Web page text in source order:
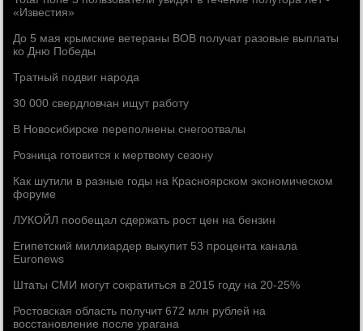
«Известия»
До 5 мая крымские ветераны ВОВ получат разовые выплаты
ко Дню Победы
Тратный подвиг народа
30 000 свердловчан ищут работу
В Новосибирске переполнены снегоотвалы
Розница готовится к мертвому сезону
Как шутили в разные годы на Красноярском экономическом
форуме
ЛУКОЙЛ пообещал сдержать рост цен на бензин
Египетский миллиардер выкупит 53 процента канала
Euronews
Штаты СМИ могут сократиться в 2015 году на 20-25%
Ростовская область получит 672 млн рублей на
восстановление после урагана